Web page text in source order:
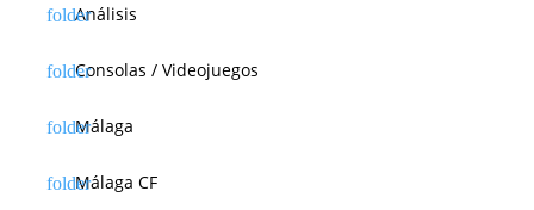
Análisis
Consolas / Videojuegos
Málaga
Málaga CF